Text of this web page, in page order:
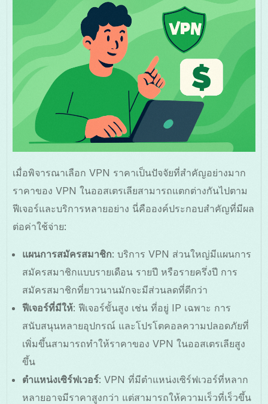
เมื่อพิจารณาเลือก VPN ราคาเป็นปัจจัยที่สำคัญอย่างมาก
ราคาของ VPN ในออสเตรเลียสามารถแตกต่างกันไปตาม
ฟีเจอร์และบริการหลายอย่าง นี่คือองค์ประกอบสำคัญที่มีผล
ต่อค่าใช้จ่าย:
แผนการสมัครสมาชิก: บริการ VPN ส่วนใหญ่มีแผนการ
สมัครสมาชิกแบบรายเดือน รายปี หรือรายครึ่งปี การ
สมัครสมาชิกที่ยาวนานมักจะมีส่วนลดที่ดีกว่า
ฟีเจอร์ที่มีให้: ฟีเจอร์ขั้นสูง เช่น ที่อยู่ IP เฉพาะ การ
สนับสนุนหลายอุปกรณ์ และโปรโตคอลความปลอดภัยที่
เพิ่มขึ้นสามารถทำให้ราคาของ VPN ในออสเตรเลียสูง
ขึ้น
ตำแหน่งเซิร์ฟเวอร์: VPN ที่มีตำแหน่งเซิร์ฟเวอร์ที่หลาก
หลายอาจมีราคาสูงกว่า แต่สามารถให้ความเร็วที่เร็วขึ้น